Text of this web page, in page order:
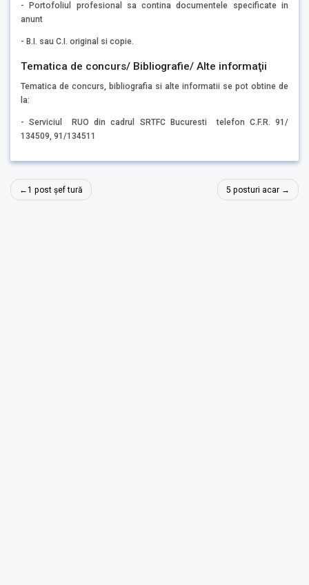
- Portofoliul profesional sa contina documentele specificate in
anunt
- B.I. sau C.I. original si copie.
Tematica de concurs/ Bibliografie/ Alte informaţii
Tematica de concurs, bibliografia si alte informatii se pot obtine de
la:
- Serviciul RUO din cadrul SRTFC Bucuresti telefon C.F.R. 91/
134509, 91/134511
Navigare
în
1 post șef tură 5 posturi acar